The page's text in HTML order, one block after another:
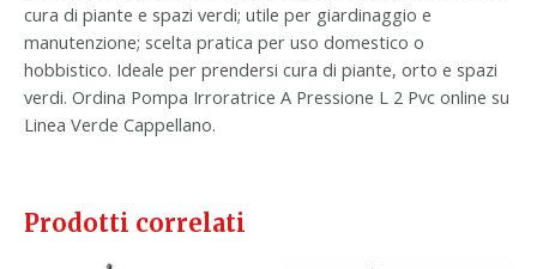
cura di piante e spazi verdi; utile per giardinaggio e
manutenzione; scelta pratica per uso domestico o
hobbistico. Ideale per prendersi cura di piante, orto e spazi
verdi. Ordina Pompa Irroratrice A Pressione L 2 Pvc online su
Linea Verde Cappellano.
Prodotti correlati